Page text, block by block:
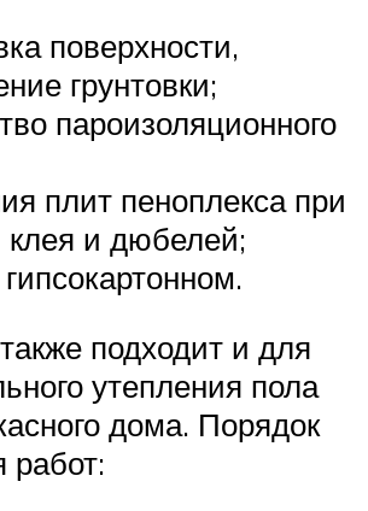
поверхности,
грунтовки;
пароизоляционного
плит пеноплекса при
и дюбелей;
подходит и для
утепления пола
дома. Порядок
работ: